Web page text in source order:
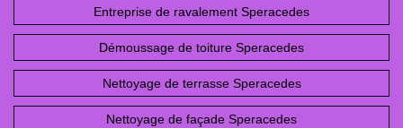
Entreprise de ravalement Speracedes
Démoussage de toiture Speracedes
Nettoyage de terrasse Speracedes
Nettoyage de façade Speracedes